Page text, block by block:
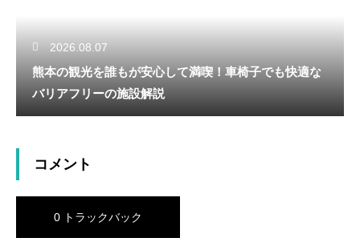
2026.08.07
熊本の観光を誰もが安心して満喫！車椅子でも快適な
バリアフリーの施設解説
コメント
0 トラックバック